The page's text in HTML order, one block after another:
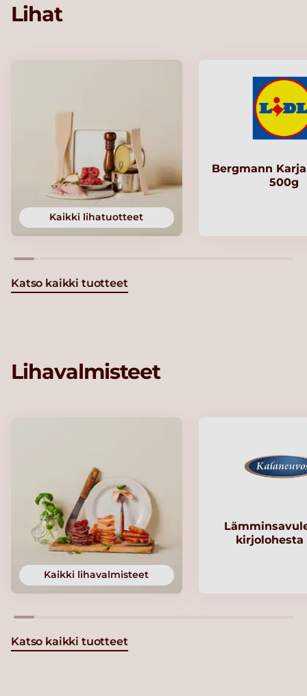
Lihat
Kaikki lihatuotteet
Bergmann
500g
Katso kaikki tuotteet
Lihavalmisteet
Kaikki lihavalmisteet
kirjolohesta
Katso kaikki tuotteet